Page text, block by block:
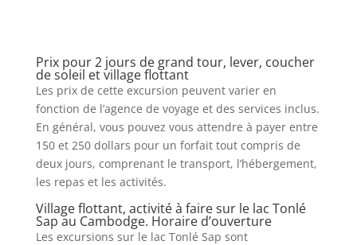
Prix pour 2 jours de grand tour, lever, coucher
de soleil et village flottant
Les prix de cette excursion peuvent varier en
fonction de l’agence de voyage et des services inclus.
En général, vous pouvez vous attendre à payer entre
150 et 250 dollars pour un forfait tout compris de
deux jours, comprenant le transport, l’hébergement,
les repas et les activités.
Village flottant, activité à faire sur le lac Tonlé
Sap au Cambodge. Horaire d’ouverture
Les excursions sur le lac Tonlé Sap sont